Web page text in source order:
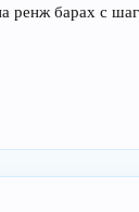
ренж барах с